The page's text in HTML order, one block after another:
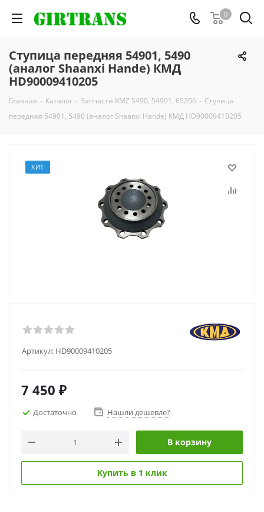
0
Ступица передняя 54901, 5490
(аналог Shaanxi Hande) КМД
HD90009410205
Главная - Каталог - Запчасти KMZ 5490, 54901, 65206 - Ступица
передняя 54901, 5490 (аналог Shaanxi Hande) КМД HD90009410205
ХИТ
Артикул: HD90009410205
7 450 ₽
Достаточно Нашли дешевле?
В корзину
Купить в 1 клик